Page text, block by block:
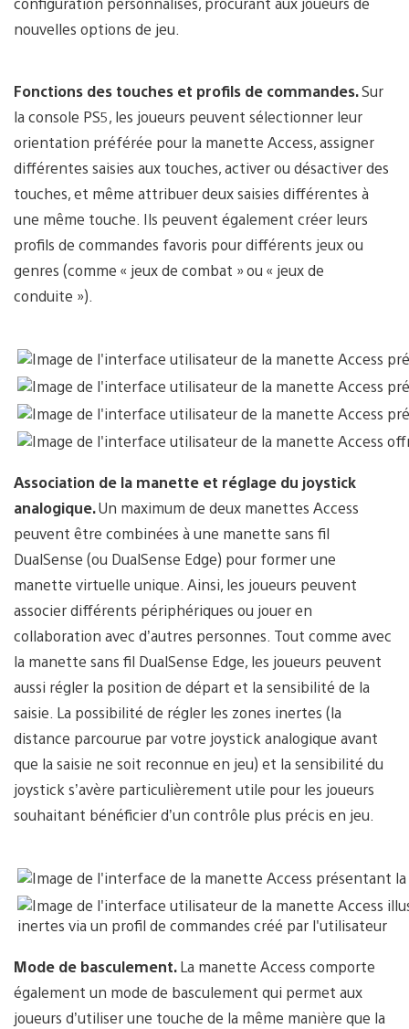
nouvelles options de jeu.
Fonctions des touches et profils de commandes.Sur
la console PS5, les joueurs peuvent sélectionner leur
orientation préférée pour la manette Access, assigner
différentes saisies aux touches, activer ou désactiver des
touches, et même attribuer deux saisies différentes à
une même touche. Ils peuvent également créer leurs
profils de commandes favoris pour différents jeux ou
genres (comme « jeux de combat » ou « jeux de
conduite »).
Association de la manette et réglage du joystick
analogique.Un maximum de deux manettes Access
peuvent être combinées à une manette sans fil
DualSense (ou DualSense Edge) pour former une
manette virtuelle unique. Ainsi, les joueurs peuvent
associer différents périphériques ou jouer en
collaboration avec d’autres personnes. Tout comme avec
la manette sans fil DualSense Edge, les joueurs peuvent
aussi régler la position de départ et la sensibilité de la
saisie. La possibilité de régler les zones inertes (la
distance parcourue par votre joystick analogique avant
que la saisie ne soit reconnue en jeu) et la sensibilité du
joystick s’avère particulièrement utile pour les joueurs
souhaitant bénéficier d’un contrôle plus précis en jeu.
Mode de basculement.La manette Access comporte
également un mode de basculement qui permet aux
joueurs d’utiliser une touche de la même manière que la